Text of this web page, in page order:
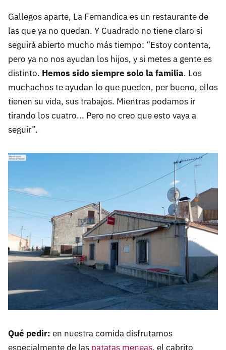
Gallegos aparte, La Fernandica es un restaurante de
las que ya no quedan. Y Cuadrado no tiene claro si
seguirá abierto mucho más tiempo: “Estoy contenta,
pero ya no nos ayudan los hijos, y si metes a gente es
distinto. Hemos sido siempre solo la familia. Los
muchachos te ayudan lo que pueden, per bueno, ellos
tienen su vida, sus trabajos. Mientras podamos ir
tirando los cuatro... Pero no creo que esto vaya a
seguir”.
Qué pedir: en nuestra comida disfrutamos
especialmente de las patatas meneas, el cabrito